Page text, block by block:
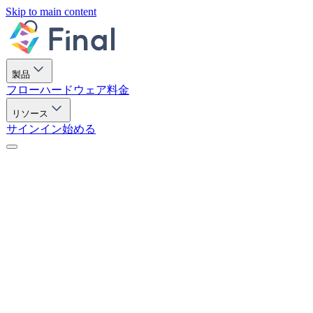
Skip to main content
製品
フローハードウェア料金
リソース
サインイン始める